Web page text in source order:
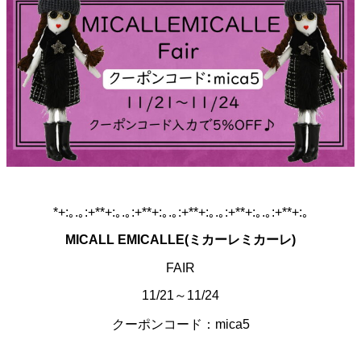
*+:｡.｡:+**+:｡.｡:+**+:｡.｡:+**+:｡.｡:+**+:｡.｡:+**+:｡
MICALL EMICALLE(ミカーレミカーレ)
FAIR
11/21～11/24
クーポンコード：mica5